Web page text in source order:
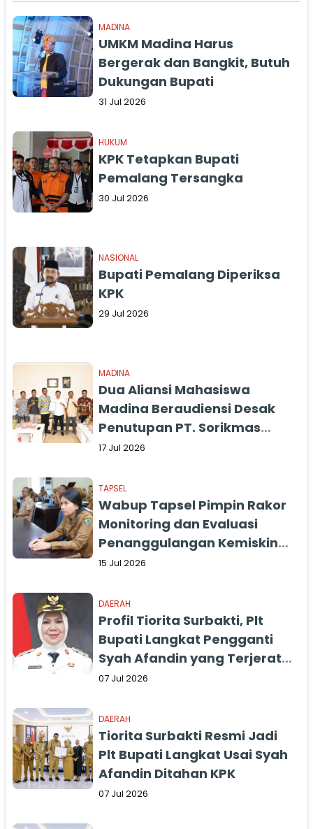
MADINA
UMKM Madina Harus
Bergerak dan Bangkit, Butuh
Dukungan Bupati
31 Jul 2026
HUKUM
KPK Tetapkan Bupati
Pemalang Tersangka
30 Jul 2026
NASIONAL
Bupati Pemalang Diperiksa
KPK
29 Jul 2026
MADINA
Dua Aliansi Mahasiswa
Madina Beraudiensi Desak
Penutupan PT. Sorikmas
Mining
17 Jul 2026
TAPSEL
Wabup Tapsel Pimpin Rakor
Monitoring dan Evaluasi
Penanggulangan Kemiskinan
Semester I Tahun 2026
15 Jul 2026
DAERAH
Profil Tiorita Surbakti, Plt
Bupati Langkat Pengganti
Syah Afandin yang Terjerat
OTT KPK
07 Jul 2026
DAERAH
Tiorita Surbakti Resmi Jadi
Plt Bupati Langkat Usai Syah
Afandin Ditahan KPK
07 Jul 2026